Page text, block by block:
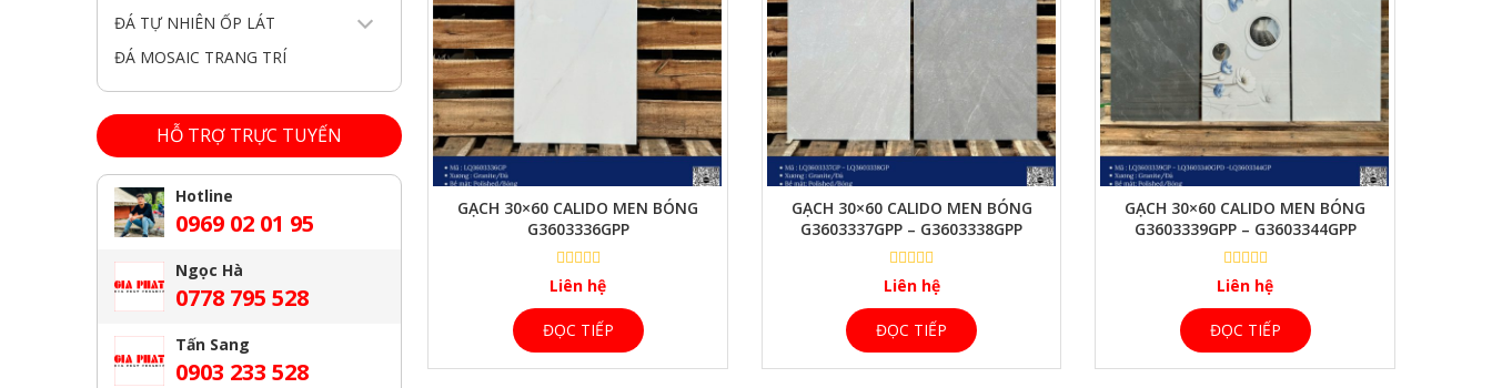
XEM NHANH
GẠCH 30×60 CALIDO MEN BÓNG
G3603336GPP
Liên hệ
ĐỌC TIẾP
XEM NHANH
GẠCH 30×60 CALIDO MEN BÓNG
G3603337GPP – G3603338GPP
Liên hệ
ĐỌC TIẾP
XEM NHANH
GẠCH 30×60 CALIDO MEN BÓNG
G3603339GPP – G3603344GPP
Liên hệ
ĐỌC TIẾP
ĐÁ TỰ NHIÊN ỐP LÁT
ĐÁ MOSAIC TRANG TRÍ
HỖ TRỢ TRỰC TUYẾN
Hotline
0969 02 01 95
Ngọc Hà
0778 795 528
Tấn Sang
0903 233 528